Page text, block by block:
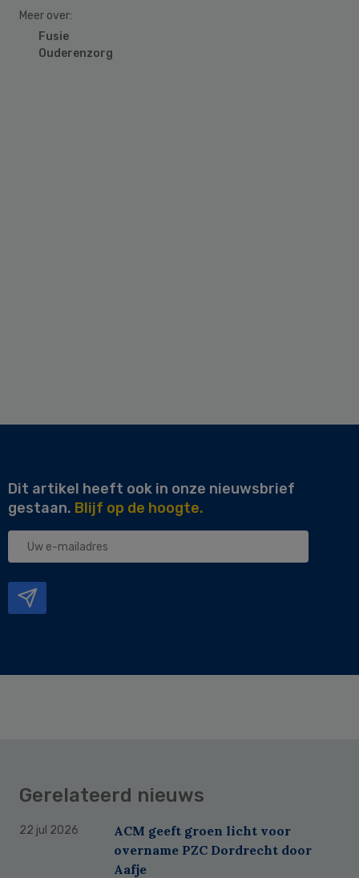
Meer over:
Fusie
Ouderenzorg
Dit artikel heeft ook in onze nieuwsbrief
gestaan. Blijf op de hoogte.
Uw
Gerelateerd nieuws
22 jul 2026
ACM geeft groen licht voor
overname PZC Dordrecht door
Aafje